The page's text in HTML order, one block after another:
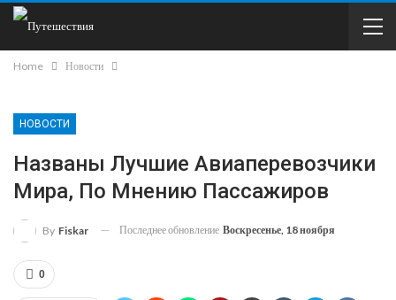
Home Новости
НОВОСТИ
Названы Лучшие Авиаперевозчики
Мира, По Мнению Пассажиров
By Fiskar Последнее обновление Воскресенье, 18 ноября
0